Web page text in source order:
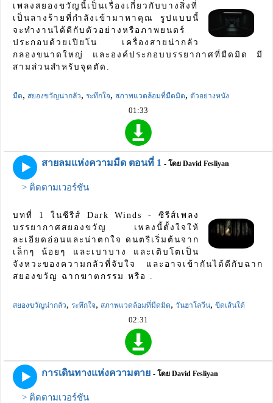
เพลงสยองขวัญนี้เป็นเรื่องเกี่ยวกับบางสิ่งที่
เป็นลางร้ายที่กำลังเข้ามาหาคุณ รูปแบบนี้
จะทำงานได้ดีกับตัวอย่างหรือภาพยนตร์
ประกอบด้วยเปียโน เครื่องสายน่ากลัว
กลองขนาดใหญ่ และองค์ประกอบบรรยากาศที่มืดมิด มี
สามส่วนสำหรับจุดตัด.
มืด, สยองขวัญน่ากลัว, ระทึกใจ, สภาพแวดล้อมที่มืดมิด, ตัวอย่างหนัง
01:33
สายลมแห่งความมืด ตอนที่ 1 - โดย David Fesliyan
> ติดตามเวอร์ชัน
บทที่ 1 ในซีรีส์ Dark Winds - ซีรีส์เพลง
บรรยากาศสยองขวัญ เพลงนี้ตั้งใจให้
ละเอียดอ่อนและน่าตกใจ ดนตรีเริ่มต้นจาก
เล็กๆ น้อยๆ และเบาบาง และเติบโตเป็น
จังหวะของความกลัวที่จับใจ และอาจเข้ากันได้ดีกับฉาก
สยองขวัญ ฉากฆาตกรรม หรือ .
สยองขวัญน่ากลัว, ระทึกใจ, สภาพแวดล้อมที่มืดมิด, วันฮาโลวีน, ขีดเส้นใต้
02:31
การเดินทางแห่งความตาย - โดย David Fesliyan
> ติดตามเวอร์ชัน